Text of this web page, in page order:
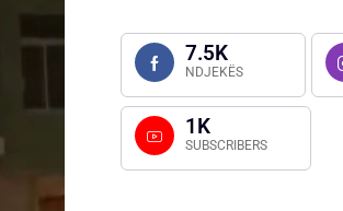
7.5K
NDJEKËS
1K
SUBSCRIBERS